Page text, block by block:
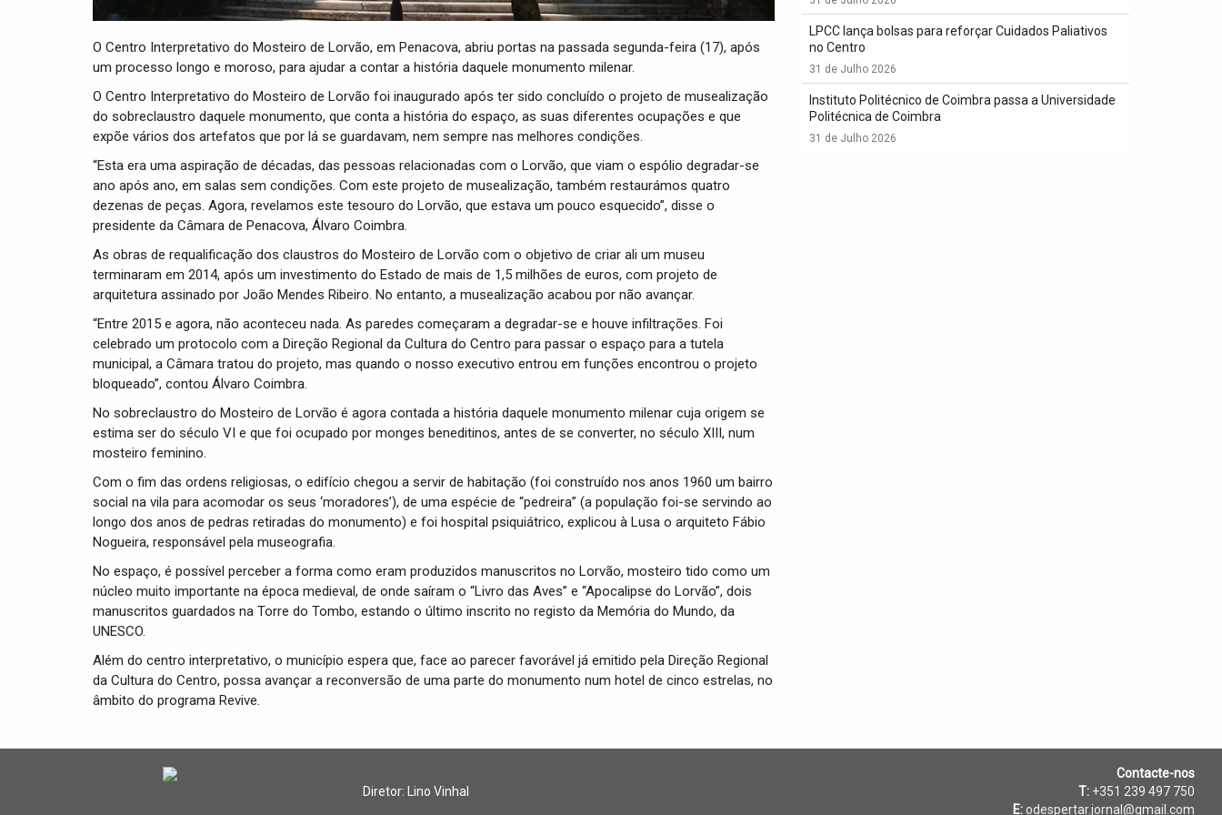
O Centro Interpretativo do Mosteiro de Lorvão, em Penacova, abriu portas na passada segunda-feira (17), após
um processo longo e moroso, para ajudar a contar a história daquele monumento milenar.
O Centro Interpretativo do Mosteiro de Lorvão foi inaugurado após ter sido concluído o projeto de musealização
do sobreclaustro daquele monumento, que conta a história do espaço, as suas diferentes ocupações e que
expõe vários dos artefatos que por lá se guardavam, nem sempre nas melhores condições.
“Esta era uma aspiração de décadas, das pessoas relacionadas com o Lorvão, que viam o espólio degradar-se
ano após ano, em salas sem condições. Com este projeto de musealização, também restaurámos quatro
dezenas de peças. Agora, revelamos este tesouro do Lorvão, que estava um pouco esquecido”, disse o
presidente da Câmara de Penacova, Álvaro Coimbra.
As obras de requalificação dos claustros do Mosteiro de Lorvão com o objetivo de criar ali um museu
terminaram em 2014, após um investimento do Estado de mais de 1,5 milhões de euros, com projeto de
arquitetura assinado por João Mendes Ribeiro. No entanto, a musealização acabou por não avançar.
“Entre 2015 e agora, não aconteceu nada. As paredes começaram a degradar-se e houve infiltrações. Foi
celebrado um protocolo com a Direção Regional da Cultura do Centro para passar o espaço para a tutela
municipal, a Câmara tratou do projeto, mas quando o nosso executivo entrou em funções encontrou o projeto
bloqueado”, contou Álvaro Coimbra.
No sobreclaustro do Mosteiro de Lorvão é agora contada a história daquele monumento milenar cuja origem se
estima ser do século VI e que foi ocupado por monges beneditinos, antes de se converter, no século XIII, num
mosteiro feminino.
Com o fim das ordens religiosas, o edifício chegou a servir de habitação (foi construído nos anos 1960 um bairro
social na vila para acomodar os seus ‘moradores’), de uma espécie de “pedreira” (a população foi-se servindo ao
longo dos anos de pedras retiradas do monumento) e foi hospital psiquiátrico, explicou à Lusa o arquiteto Fábio
Nogueira, responsável pela museografia.
No espaço, é possível perceber a forma como eram produzidos manuscritos no Lorvão, mosteiro tido como um
núcleo muito importante na época medieval, de onde saíram o “Livro das Aves” e “Apocalipse do Lorvão”, dois
manuscritos guardados na Torre do Tombo, estando o último inscrito no registo da Memória do Mundo, da
UNESCO.
Além do centro interpretativo, o município espera que, face ao parecer favorável já emitido pela Direção Regional
da Cultura do Centro, possa avançar a reconversão de uma parte do monumento num hotel de cinco estrelas, no
âmbito do programa Revive.
LPCC lança bolsas para reforçar Cuidados Paliativos
no Centro
31 de Julho 2026
Instituto Politécnico de Coimbra passa a Universidade
Politécnica de Coimbra
31 de Julho 2026
Diretor: Lino Vinhal
Contacte-nos
T: +351 239 497 750
E: odespertar.jornal@gmail.com